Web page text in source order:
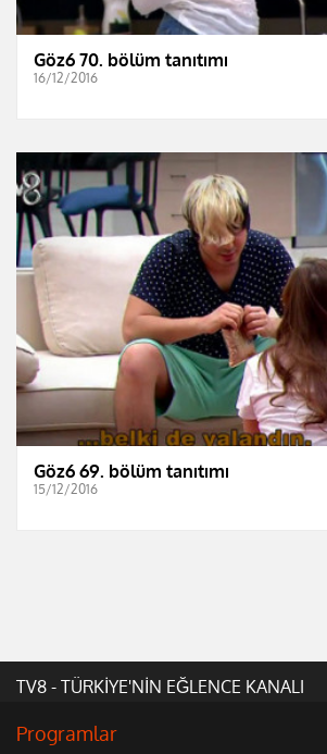
Göz6 70. bölüm tanıtımı
16/12/2016
Göz6 69. bölüm tanıtımı
15/12/2016
TV8 - TÜRKİYE'NİN EĞLENCE KANALI
Programlar